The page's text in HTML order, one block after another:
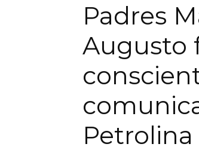
Padres
Augusto
Petrolina